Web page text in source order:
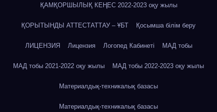
ҚАМҚОРШЫЛЫҚ КЕҢЕС 2022-2023 оқу жылы
ҚОРЫТЫНДЫ АТТЕСТАТТАУ – ҰБТ Қосымша білім беру
ЛИЦЕНЗИЯ Лицензия Логопед Кабинеті МАД тобы
МАД тобы 2021-2022 оқу жылы МАД тобы 2022-2023 оқу жылы
Материалдық-техникалық базасы
Материалдық-техникалық базасы